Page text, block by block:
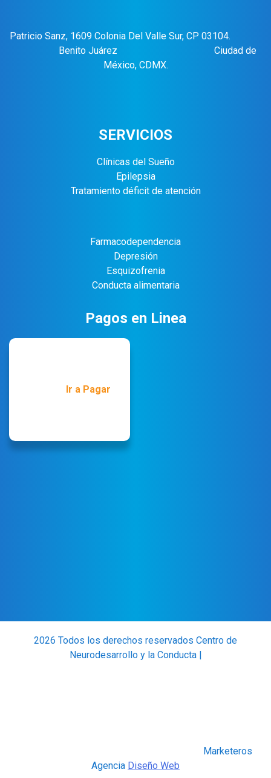
Patricio Sanz, 1609 Colonia Del Valle Sur, CP 03104.
Benito Juárez Ciudad de
México, CDMX.
SERVICIOS
Clínicas del Sueño
Epilepsia
Tratamiento déficit de atención
Farmacodependencia
Depresión
Esquizofrenia
Conducta alimentaria
Pagos en Linea
Ir a Pagar
2026 Todos los derechos reservados Centro de
Neurodesarrollo y la Conducta |
Marketeros
Agencia Diseño Web